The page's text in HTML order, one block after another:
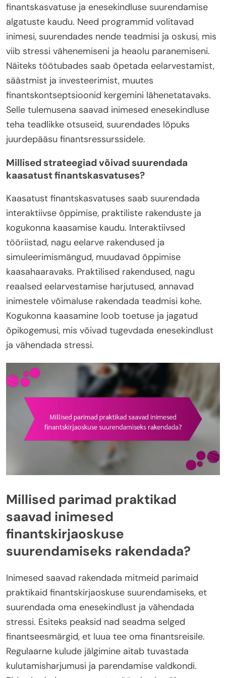
finantskasvatuse ja enesekindluse suurendamise
algatuste kaudu. Need programmid volitavad
inimesi, suurendades nende teadmisi ja oskusi, mis
viib stressi vähenemiseni ja heaolu paranemiseni.
Näiteks töötubades saab õpetada eelarvestamist,
säästmist ja investeerimist, muutes
finantskontseptsioonid kergemini lähenetatavaks.
Selle tulemusena saavad inimesed enesekindluse
teha teadlikke otsuseid, suurendades lõpuks
juurdepääsu finantsressurssidele.
Millised strateegiad võivad suurendada
kaasatust finantskasvatuses?
Kaasatust finantskasvatuses saab suurendada
interaktiivse õppimise, praktiliste rakenduste ja
kogukonna kaasamise kaudu. Interaktiivsed
tööriistad, nagu eelarve rakendused ja
simuleerimismängud, muudavad õppimise
kaasahaaravaks. Praktilised rakendused, nagu
reaalsed eelarvestamise harjutused, annavad
inimestele võimaluse rakendada teadmisi kohe.
Kogukonna kaasamine loob toetuse ja jagatud
õpikogemusi, mis võivad tugevdada enesekindlust
ja vähendada stressi.
Millised parimad praktikad
saavad inimesed
finantskirjaoskuse
suurendamiseks rakendada?
Inimesed saavad rakendada mitmeid parimaid
praktikaid finantskirjaoskuse suurendamiseks, et
suurendada oma enesekindlust ja vähendada
stressi. Esiteks peaksid nad seadma selged
finantseesmärgid, et luua tee oma finantsreisile.
Regulaarne kulude jälgimine aitab tuvastada
kulutamisharjumusi ja parendamise valdkondi.